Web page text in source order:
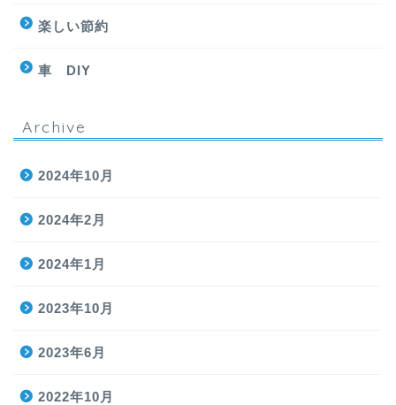
楽しい節約
車 DIY
Archive
2024年10月
2024年2月
2024年1月
2023年10月
2023年6月
2022年10月